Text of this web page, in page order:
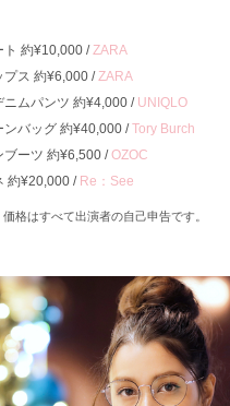
ト 約¥10,000 /ZARA
プス 約¥6,000 /ZARA
ニムパンツ 約¥4,000 / UNIQLO
ンバッグ 約¥40,000 /Tory Burch
ブーツ 約¥6,500 /OZOC
約¥20,000 / Re：See
格はすべて出演者の自己申告です。